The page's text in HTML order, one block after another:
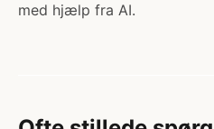
med hjælp fra AI.